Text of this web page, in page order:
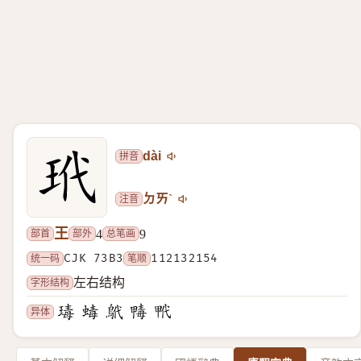
拼音 dài
注音 ㄉㄞˋ
部首 王 部外 4 总笔画 9
统一码 CJK 73B3 笔顺 112132154
字形结构 左右结构
异体